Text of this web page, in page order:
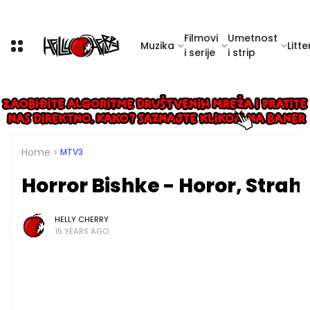
Muzika
Filmovi
i serije
Umetnost
i strip
Home MTV3
Horror Bishke - Horor,
HELLY CHERRY
15 YEARS AGO